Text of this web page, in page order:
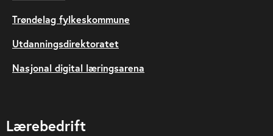
Trøndelag fylkeskommune
Utdanningsdirektoratet
Nasjonal digital læringsarena
Lærebedrift